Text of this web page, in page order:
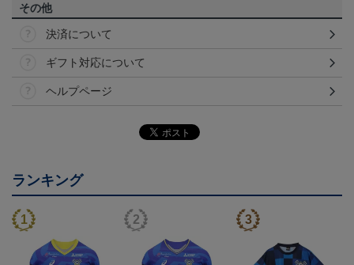
その他
決済について
ギフト対応について
ヘルプページ
ランキング